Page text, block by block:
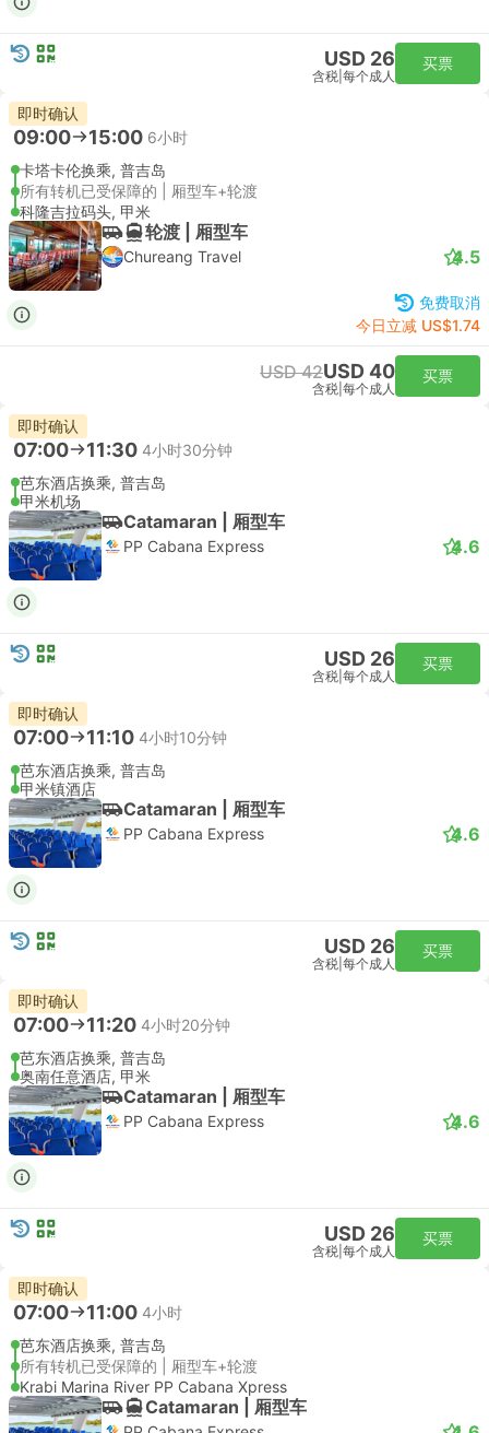
USD 26
含税 每个成人
买票
即时确认
09:00 15:00 6小时
卡塔卡伦换乘, 普吉岛
所有转机已受保障的 | 厢型车+轮渡
科隆吉拉码头, 甲米
轮渡 | 厢型车
Chureang Travel 4.5
免费取消
今日立减 US$1.74
USD 42USD 40
含税 每个成人
买票
即时确认
07:00 11:30 4小时30分钟
芭东酒店换乘, 普吉岛
甲米机场
Catamaran | 厢型车
PP Cabana Express 4.6
USD 26
含税 每个成人
买票
即时确认
07:00 11:10 4小时10分钟
芭东酒店换乘, 普吉岛
甲米镇酒店
Catamaran | 厢型车
PP Cabana Express 4.6
USD 26
含税 每个成人
买票
即时确认
07:00 11:20 4小时20分钟
芭东酒店换乘, 普吉岛
奥南任意酒店, 甲米
Catamaran | 厢型车
PP Cabana Express 4.6
USD 26
含税 每个成人
买票
即时确认
07:00 11:00 4小时
芭东酒店换乘, 普吉岛
所有转机已受保障的 | 厢型车+轮渡
Krabi Marina River PP Cabana Xpress
Catamaran | 厢型车